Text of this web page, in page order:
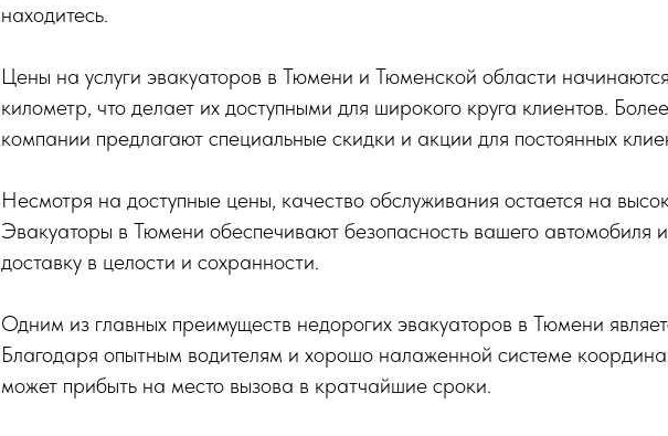
находитесь.
Цены на услуги эвакуаторов в Тюмени и Тюменской области
километр, что делает их доступными для широкого круга клиентов.
компании предлагают специальные скидки и акции для постоянных
Несмотря на доступные цены, качество обслуживания остается на
Эвакуаторы в Тюмени обеспечивают безопасность вашего автомобиля
доставку в целости и сохранности.
Одним из главных преимуществ недорогих эвакуаторов в Тюмени
Благодаря опытным водителям и хорошо налаженной системе
может прибыть на место вызова в кратчайшие сроки.